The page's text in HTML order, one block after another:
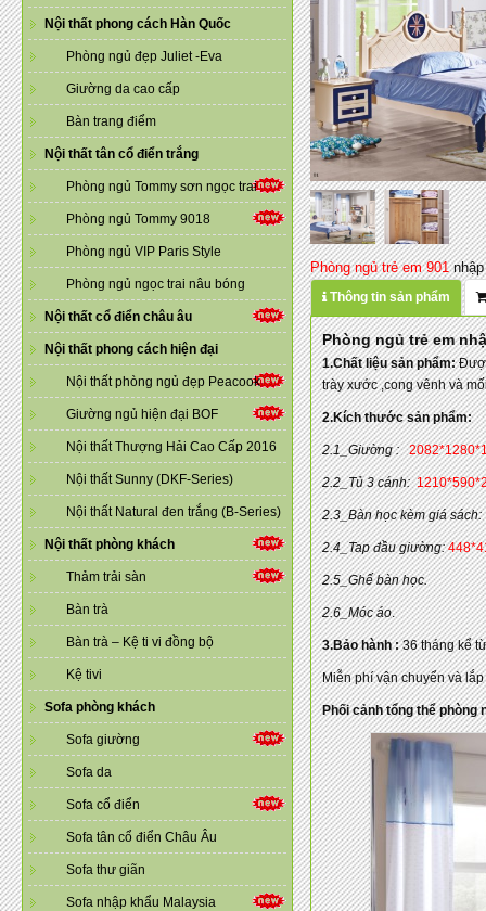
Nội thất phong cách Hàn Quốc
Phòng ngủ đẹp Juliet -Eva
Giường da cao cấp
Bàn trang điểm
Nội thất tân cổ điển trắng
Phòng ngủ Tommy sơn ngọc trai
Phòng ngủ Tommy 9018
Phòng ngủ VIP Paris Style
Phòng ngủ ngọc trai nâu bóng
Nội thất cổ điển châu âu
Nội thất phong cách hiện đại
Nội thất phòng ngủ đẹp Peacook
Giường ngủ hiện đại BOF
Nội thất Thượng Hải Cao Cấp 2016
Nội thất Sunny (DKF-Series)
Nội thất Natural đen trắng (B-Series)
Nội thất phòng khách
Thảm trải sàn
Bàn trà
Bàn trà – Kệ ti vi đồng bộ
Kệ tivi
Sofa phòng khách
Sofa giường
Sofa da
Sofa cổ điển
Sofa tân cổ điển Châu Âu
Sofa thư giãn
Sofa nhập khẩu Malaysia
Phòng ngủ trẻ em 901nhập
Thông tin sản phẩm
Phòng ngủ trẻ em
1.Chất liệu sản phẩm:
trày xước ,cong vênh và
2.Kích thước sản phẩm:
2.1_Giường :
2.2_Tủ 3 cánh:
2.3_Bàn học kèm giá sách:
2.4_Tap đầu giường:
2.5_Ghế bàn học.
2.6_Móc áo.
3.Bảo hành :36 tháng kể
Miễn phí vận chuyển và
Phối cảnh tổng thể phòng